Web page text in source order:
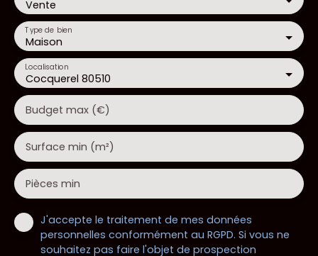
Vente
Maison
Type de bien
Cocquerel 80510
Localisation
Budget max (€)
Surface min (m²)
Pièces min
J'accepte le traitement de mes données
personnelles conformément au RGPD. Si vous ne
souhaitez pas faire l'objet de prospection